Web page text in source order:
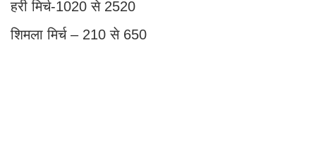
हरी मिर्च-1020 से 2520
शिमला मिर्च – 210 से 650